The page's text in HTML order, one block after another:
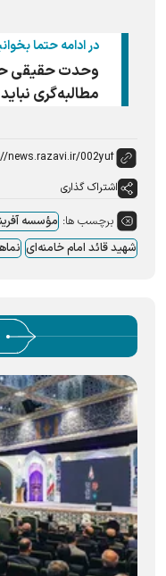
در ادامه حتما
وحدت حقیقی
مطالبه‌گری
اشتراک گذاری
برچسب ها: مؤسسه
شهید قائد امام خامنه‌ای